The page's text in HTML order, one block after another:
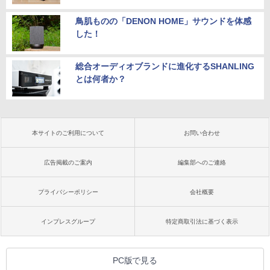
鳥肌ものの「DENON HOME」サウンドを体感
した！
総合オーディオブランドに進化するSHANLING
とは何者か？
本サイトのご利用について お問い合わせ
広告掲載のご案内 編集部へのご連絡
プライバシーポリシー 会社概要
インプレスグループ 特定商取引法に基づく表示
PC版で見る